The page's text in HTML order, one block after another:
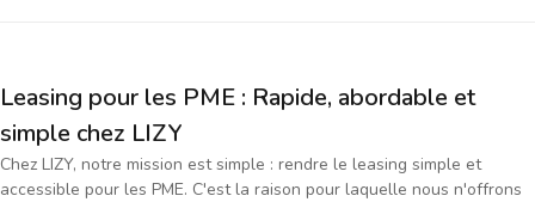
Leasing pour les PME : Rapide, abordable et
simple chez LIZY
Chez LIZY, notre mission est simple : rendre le leasing simple et
accessible pour les PME. C'est la raison pour laquelle nous n'offrons